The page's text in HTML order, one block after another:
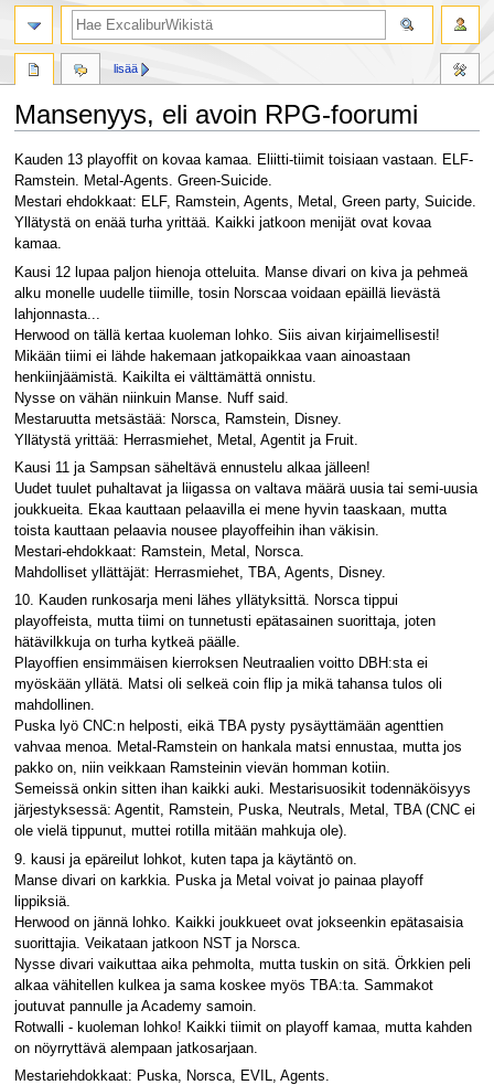
Mansenyys, eli avoin RPG-foorumi
Siirry
navigaatioon
Siirry
hakuun
Kauden 13 playoffit on kovaa kamaa. Eliitti-tiimit toisiaan vastaan. ELF-
Ramstein. Metal-Agents. Green-Suicide.
Mestari ehdokkaat: ELF, Ramstein, Agents, Metal, Green party, Suicide.
Yllätystä on enää turha yrittää. Kaikki jatkoon menijät ovat kovaa
kamaa.
Kausi 12 lupaa paljon hienoja otteluita. Manse divari on kiva ja pehmeä
alku monelle uudelle tiimille, tosin Norscaa voidaan epäillä lievästä
lahjonnasta...
Herwood on tällä kertaa kuoleman lohko. Siis aivan kirjaimellisesti!
Mikään tiimi ei lähde hakemaan jatkopaikkaa vaan ainoastaan
henkiinjäämistä. Kaikilta ei välttämättä onnistu.
Nysse on vähän niinkuin Manse. Nuff said.
Mestaruutta metsästää: Norsca, Ramstein, Disney.
Yllätystä yrittää: Herrasmiehet, Metal, Agentit ja Fruit.
Kausi 11 ja Sampsan säheltävä ennustelu alkaa jälleen!
Uudet tuulet puhaltavat ja liigassa on valtava määrä uusia tai semi-uusia
joukkueita. Ekaa kauttaan pelaavilla ei mene hyvin taaskaan, mutta
toista kauttaan pelaavia nousee playoffeihin ihan väkisin.
Mestari-ehdokkaat: Ramstein, Metal, Norsca.
Mahdolliset yllättäjät: Herrasmiehet, TBA, Agents, Disney.
10. Kauden runkosarja meni lähes yllätyksittä. Norsca tippui
playoffeista, mutta tiimi on tunnetusti epätasainen suorittaja, joten
hätävilkkuja on turha kytkeä päälle.
Playoffien ensimmäisen kierroksen Neutraalien voitto DBH:sta ei
myöskään yllätä. Matsi oli selkeä coin flip ja mikä tahansa tulos oli
mahdollinen.
Puska lyö CNC:n helposti, eikä TBA pysty pysäyttämään agenttien
vahvaa menoa. Metal-Ramstein on hankala matsi ennustaa, mutta jos
pakko on, niin veikkaan Ramsteinin vievän homman kotiin.
Semeissä onkin sitten ihan kaikki auki. Mestarisuosikit todennäköisyys
järjestyksessä: Agentit, Ramstein, Puska, Neutrals, Metal, TBA (CNC ei
ole vielä tippunut, muttei rotilla mitään mahkuja ole).
9. kausi ja epäreilut lohkot, kuten tapa ja käytäntö on.
Manse divari on karkkia. Puska ja Metal voivat jo painaa playoff
lippiksiä.
Herwood on jännä lohko. Kaikki joukkueet ovat jokseenkin epätasaisia
suorittajia. Veikataan jatkoon NST ja Norsca.
Nysse divari vaikuttaa aika pehmolta, mutta tuskin on sitä. Örkkien peli
alkaa vähitellen kulkea ja sama koskee myös TBA:ta. Sammakot
joutuvat pannulle ja Academy samoin.
Rotwalli - kuoleman lohko! Kaikki tiimit on playoff kamaa, mutta kahden
on nöyrryttävä alempaan jatkosarjaan.
Mestariehdokkaat: Puska, Norsca, EVIL, Agents.
lisää